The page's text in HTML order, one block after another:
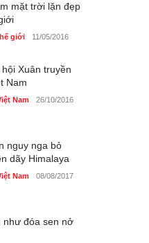
Trà sẽ là khu
gia
mặt trời lặn đẹp
giới 11/05/2016
Xuân truyền
Nam
Nam 26/10/2016
nguy nga bỏ
dãy Himalaya
Nam 08/08/2017
như đóa sen nở